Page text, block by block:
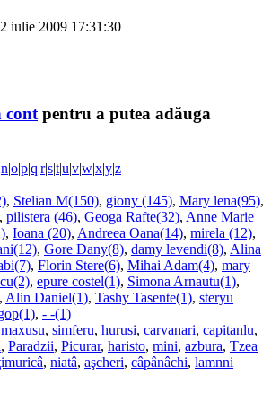
iulie 2009 17:31:30
contpentru a putea adăuga
n|o|p|q|r|s|t|u|v|w|x|y|z
, Stelian M(150), giony (145), Mary lena(95),
, pilistera (46), Geoga Rafte(32), Anne Marie
, Ioana (20), Andreea Oana(14), mirela (12),
, Gore Dany(8), damy levendi(8), Alina
, Florin Stere(6), Mihai Adam(4), mary
, epure costel(1), Simona Arnautu(1),
, Alin Daniel(1), Tashy Tasente(1), steryu
, - -(1)
maxusu, simferu, hurusi, carvanari, capitanlu,
, Paradzii, Picurar, haristo, mini, azbura, Tzea
, niatâ, aşcheri, câpânâchi, lamnni